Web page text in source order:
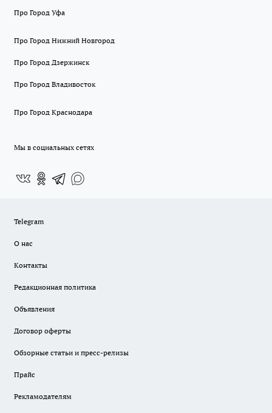
Про Город Уфа
Про Город Нижний Новгород
Про Город Дзержинск
Про Город Владивосток
Про Город Краснодара
Мы в социальных сетях
Telegram
О нас
Контакты
Редакционная политика
Объявления
Договор оферты
Обзорные статьи и пресс-релизы
Прайс
Рекламодателям